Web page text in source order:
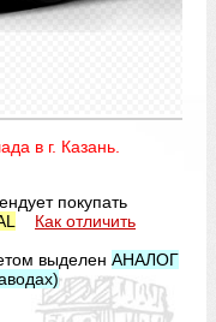
в г. Казань.
покупать
Как отличить
выделен АНАЛОГ